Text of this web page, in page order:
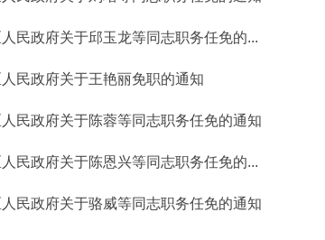
民政府关于邱玉龙等同志职务任免的...
民政府关于王艳丽免职的通知
民政府关于陈蓉等同志职务任免的通知
民政府关于陈恩兴等同志职务任免的...
民政府关于骆威等同志职务任免的通知